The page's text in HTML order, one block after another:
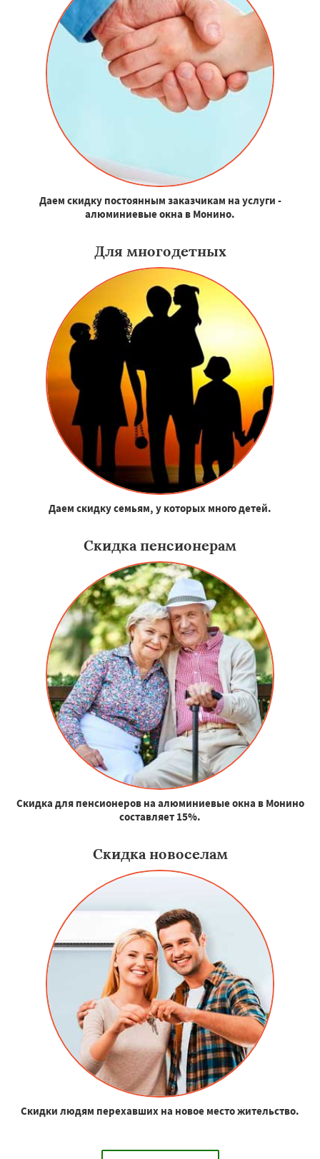
Даем скидку постоянным заказчикам на услуги -
алюминиевые окна в Монино.
Для многодетных
Даем скидку семьям, у которых много детей.
Скидка пенсионерам
Скидка для пенсионеров на алюминиевые окна в Монино
составляет 15%.
Скидка новоселам
Скидки людям перехавших на новое место жительство.